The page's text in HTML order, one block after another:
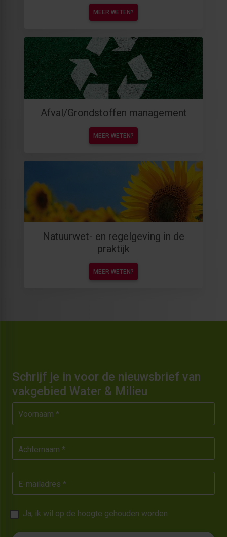
MEER WETEN?
Afval/Grondstoffen management
MEER WETEN?
Natuurwet- en regelgeving in de
praktijk
MEER WETEN?
Schrijf je in voor de nieuwsbrief van
vakgebied Water & Milieu
Voornaam *
Achternaam *
E-mailadres *
Ja, ik wil op de hoogte gehouden worden